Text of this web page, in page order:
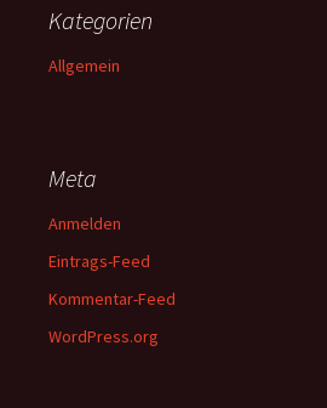
Kategorien
Allgemein
Meta
Anmelden
Eintrags-Feed
Kommentar-Feed
WordPress.org